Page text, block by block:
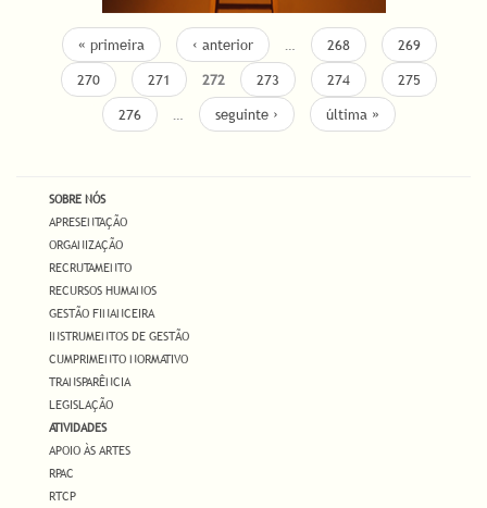
« primeira ‹ anterior … 268
269
270
271 272 273 274
275
276
… seguinte › última »
SOBRE NÓS
APRESENTAÇÃO
ORGANIZAÇÃO
RECRUTAMENTO
RECURSOS HUMANOS
GESTÃO FINANCEIRA
INSTRUMENTOS DE GESTÃO
CUMPRIMENTO NORMATIVO
TRANSPARÊNCIA
LEGISLAÇÃO
ATIVIDADES
APOIO ÀS ARTES
RPAC
RTCP